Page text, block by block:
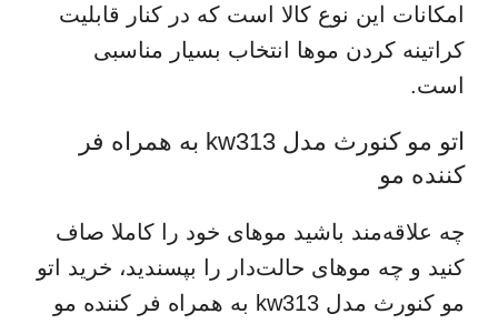
امکانات این نوع کالا است که در کنار قابلیت
کراتینه کردن موها انتخاب بسیار مناسبی
است.
اتو مو کنورث مدل kw313 به همراه فر
کننده مو
چه علاقه‌مند باشید موهای خود را کاملا صاف
کنید و چه موهای حالت‌دار را بپسندید، خرید اتو
مو کنورث مدل kw313 به همراه فر کننده مو